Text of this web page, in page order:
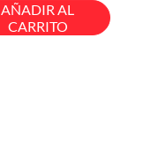
AÑADIR AL
CARRITO